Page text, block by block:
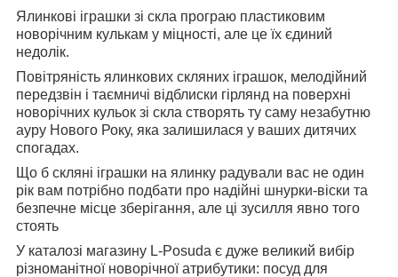
Ялинкові іграшки зі скла програю пластиковим
новорічним кулькам у міцності, але це їх єдиний
недолік.
Повітряність ялинкових скляних іграшок, мелодійний
передзвін і таємничі відблиски гірлянд на поверхні
новорічних кульок зі скла створять ту саму незабутню
ауру Нового Року, яка залишилася у ваших дитячих
спогадах.
Що б скляні іграшки на ялинку радували вас не один
рік вам потрібно подбати про надійні шнурки-віски та
безпечне місце зберігання, але ці зусилля явно того
стоять
У каталозі магазину L-Posuda є дуже великий вибір
різноманітної новорічної атрибутики: посуд для